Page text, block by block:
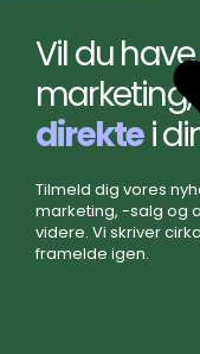
Vil du have
direktei
Tilmeld dig vores
marketing, -salg og
videre. Vi skriver
framelde igen.